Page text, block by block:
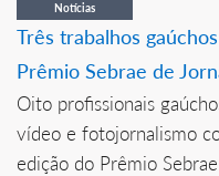
Notícias
Três trabalhos
Prêmio Sebrae de
Oito profissionais
vídeo e fotojornalismo
edição do Prêmio